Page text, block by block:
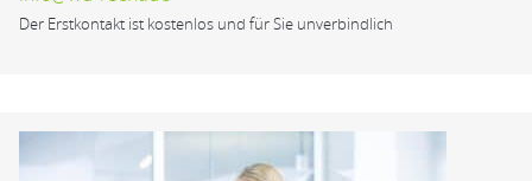
Der Erstkontakt ist kostenlos und für Sie unverbindlich